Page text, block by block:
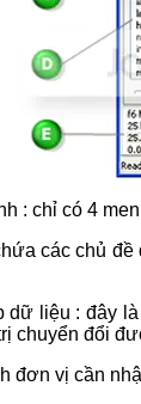
: chỉ có 4
các chủ
dữ liệu : đây
chuyển đổi
đơn vị cần